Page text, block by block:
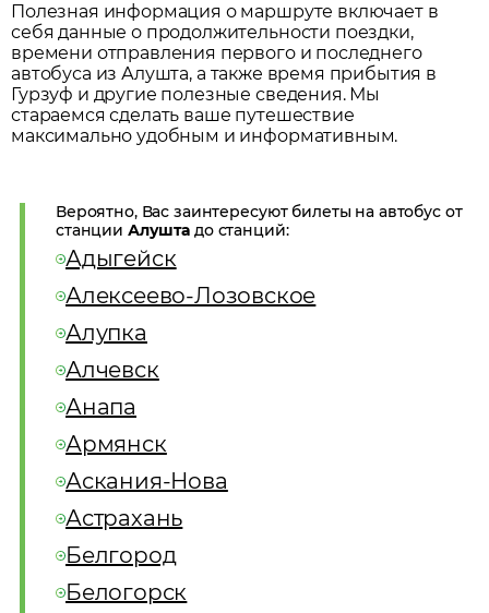
Полезная информация о маршруте включает в
себя данные о продолжительности поездки,
времени отправления первого и последнего
автобуса изАлушта, а также время прибытия в
Гурзуф и другие полезные сведения. Мы
стараемся сделать ваше путешествие
максимально удобным и информативным.
Вероятно, Вас заинтересуют билеты на автобус от
станции Алушта до станций:
Адыгейск
Алексеево-Лозовское
Алупка
Алчевск
Анапа
Армянск
Аскания-Нова
Астрахань
Белгород
Белогорск